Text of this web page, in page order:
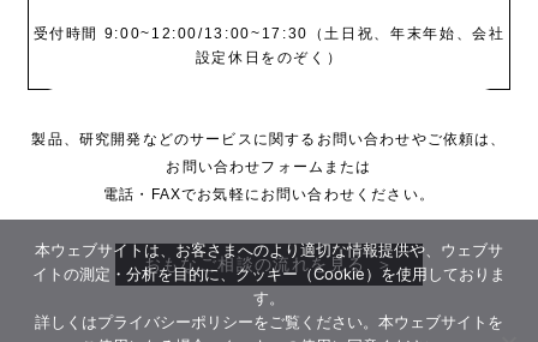
受付時間 9:00~12:00/13:00~17:30（土日祝、年末年始、会社
設定休日をのぞく）
製品、研究開発などのサービスに関するお問い合わせやご依頼は、
お問い合わせフォームまたは
電話・FAXでお気軽にお問い合わせください。
おもなご相談の流れを見る
本ウェブサイトは、お客さまへのより適切な情報提供や、ウェブサ
イトの測定・分析を目的に、クッキー（Cookie）を使用しておりま
す。
詳しくはプライバシーポリシーをご覧ください。本ウェブサイトを